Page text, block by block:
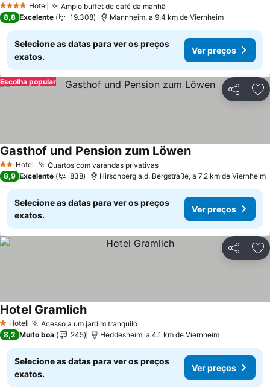
4 EstrelasHotel Amplo buffet de café da manhã
8,8 Excelente 19.308 Mannheim, a 9.4 km de Viernheim
Selecione as datas para ver os preços
exatos.
Ver preços
Partilhar
Escolha popular
2 Estrelas
Hotel Quartos com varandas privativasVer preços
Gasthof und Pension zum LöwenVer preços
8,9 Excelente 838 Hirschberg a.d. Bergstraße, a 7.2 km de Viernheim
Selecione as datas para ver os preços
exatos.
Ver preços
Partilhar
1 Estrelas
Hotel Acesso a um jardim tranquiloVer preços
Hotel GramlichVer preços
8,2 Muito boa 245 Heddesheim, a 4.1 km de Viernheim
Selecione as datas para ver os preços
exatos.
Ver preços